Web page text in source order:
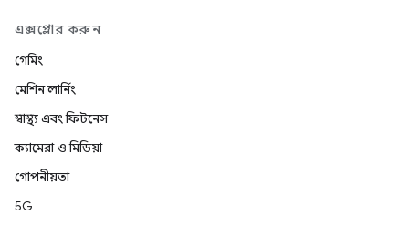
এক্সপ্লোর করুন
গেমিং
মেশিন লার্নিং
স্বাস্থ্য এবং ফিটনেস
ক্যামেরা ও মিডিয়া
গোপনীয়তা
5G